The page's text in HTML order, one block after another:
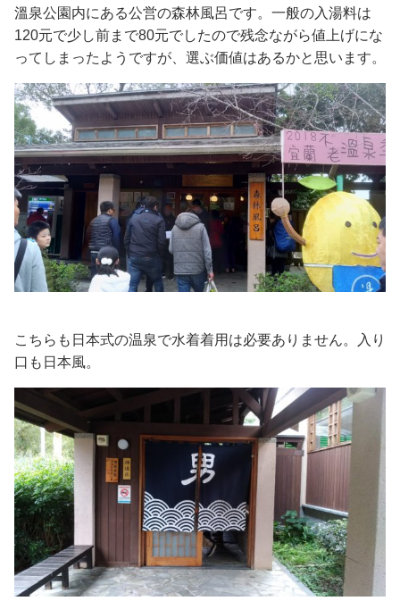
溫泉公園内にある公営の森林風呂です。一般の入湯料は
120元で少し前まで80元でしたので残念ながら値上げにな
ってしまったようですが、選ぶ価値はあるかと思います。
こちらも日本式の温泉で水着着用は必要ありません。入り
口も日本風。